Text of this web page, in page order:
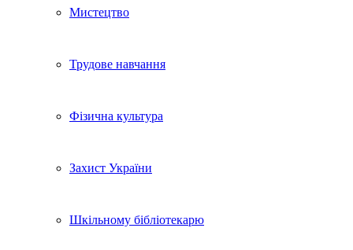
Мистецтво
Трудове навчання
Фізична культура
Захист України
Шкільному бібліотекарю